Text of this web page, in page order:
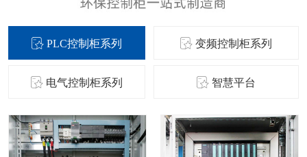
PLC控制柜系列 变频控制柜系列
电气控制柜系列 智慧平台